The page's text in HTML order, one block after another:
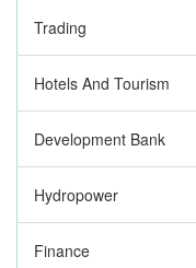
Trading
Hotels And Tourism
Development Bank
Hydropower
Finance